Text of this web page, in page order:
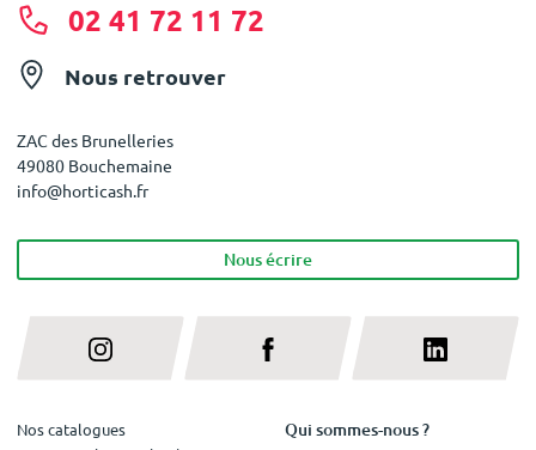
02 41 72 11 72
Nous retrouver
ZAC des Brunelleries
49080 Bouchemaine
info@horticash.fr
Nous écrire
Nos catalogues
Qui sommes-nous ?